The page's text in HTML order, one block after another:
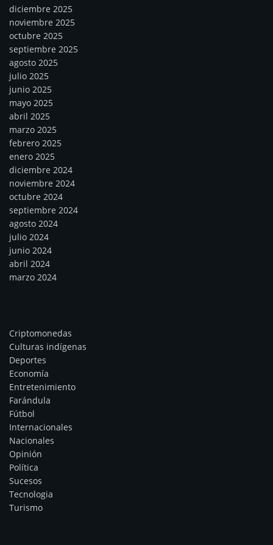
diciembre 2025
noviembre 2025
octubre 2025
septiembre 2025
agosto 2025
julio 2025
junio 2025
mayo 2025
abril 2025
marzo 2025
febrero 2025
enero 2025
diciembre 2024
noviembre 2024
octubre 2024
septiembre 2024
agosto 2024
julio 2024
junio 2024
abril 2024
marzo 2024
Criptomonedas
Culturas indígenas
Deportes
Economía
Entretenimiento
Farándula
Fútbol
Internacionales
Nacionales
Opinión
Política
Sucesos
Tecnologia
Turismo